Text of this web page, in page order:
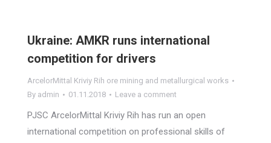
Ukraine: AMKR runs international
competition for drivers
ArcelorMittal Kriviy Rih ore mining and metallurgical works
By admin 01.11.2018 Leave a comment
PJSC ArcelorMittal Kriviy Rih has run an open
international competition on professional skills of